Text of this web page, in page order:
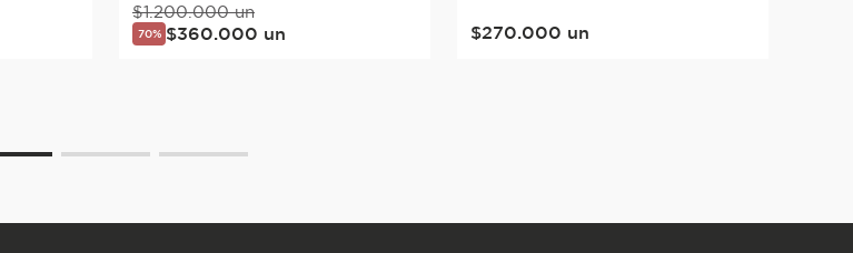
$1.200.000 un
70% $360.000 un $270.000 un